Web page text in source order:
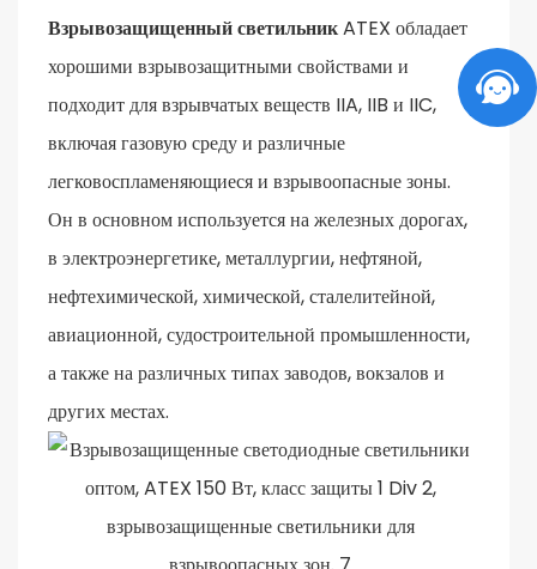
Взрывозащищенный светильникATEX обладает
хорошими взрывозащитными свойствами и
подходит для взрывчатых веществ IIA, IIB и IIC,
включая газовую среду и различные
легковоспламеняющиеся и взрывоопасные зоны.
Он в основном используется на железных дорогах,
в электроэнергетике, металлургии, нефтяной,
нефтехимической, химической, сталелитейной,
авиационной, судостроительной промышленности,
а также на различных типах заводов, вокзалов и
других местах.